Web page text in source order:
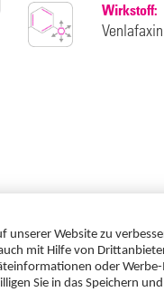
Wirkstoff:
Venlafaxin